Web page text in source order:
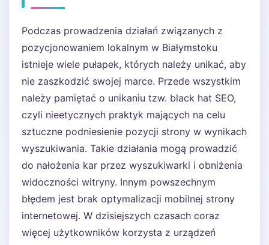
Podczas prowadzenia działań związanych z
pozycjonowaniem lokalnym w Białymstoku
istnieje wiele pułapek, których należy unikać, aby
nie zaszkodzić swojej marce. Przede wszystkim
należy pamiętać o unikaniu tzw. black hat SEO,
czyli nieetycznych praktyk mających na celu
sztuczne podniesienie pozycji strony w wynikach
wyszukiwania. Takie działania mogą prowadzić
do nałożenia kar przez wyszukiwarki i obniżenia
widoczności witryny. Innym powszechnym
błędem jest brak optymalizacji mobilnej strony
internetowej. W dzisiejszych czasach coraz
więcej użytkowników korzysta z urządzeń